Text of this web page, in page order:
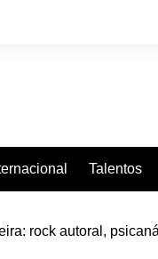
Talentos
rock autoral,
digitais